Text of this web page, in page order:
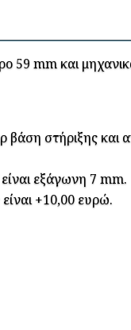
59 mm και
βάση στήριξης και
εξάγωνη 7 mm.
+10,00 ευρώ.